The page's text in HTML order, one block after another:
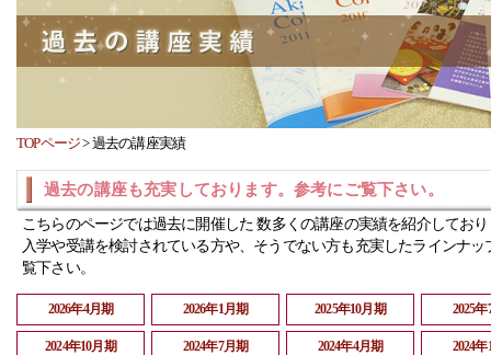
TOPページ>過去の講座実績
過去の講座も充実しております。参考にご覧下さい。
こちらのページでは過去に開催した 数多くの講座の実績を紹介してお
入学や受講を検討されている方や、そうでない方も充実したラインナッ
覧下さい。
2026年4月期 2026年1月期 2025年10月期 2025
2024年10月期 2024年7月期 2024年4月期 2024